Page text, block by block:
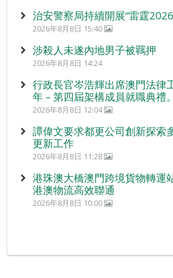
治安警察局持續開展“雷霆
2026年8月8日 15:40
涉殺人未遂內地男子被羈押
2026年8月8日 14:24
行政長官岑浩輝出席澳門法律
年 – 第四屆架構成員就職典禮。
2026年8月8日 12:04
譚偉文要求都更公司創新探索
更新工作
2026年8月8日 11:28
港珠澳大橋澳門跨境貨物轉運
港澳物流高效聯通
2026年8月8日 10:00